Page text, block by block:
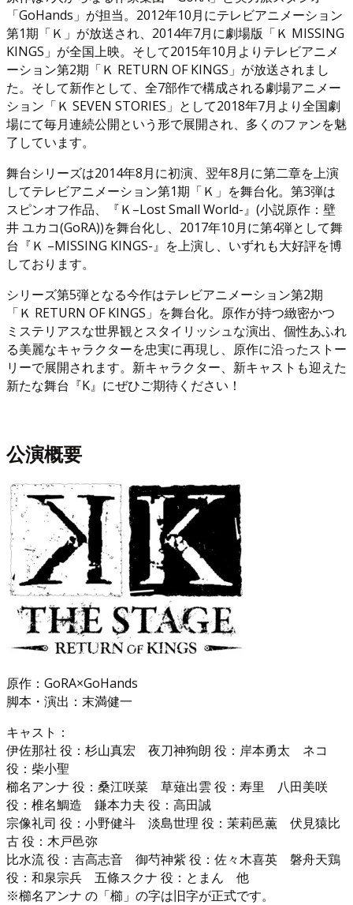
「GoHands」が担当。2012年10月にテレビアニメーション
第1期「Ｋ」が放送され、2014年7月に劇場版「Ｋ MISSING
KINGS」が全国上映。そして2015年10月よりテレビアニメ
ーション第2期「Ｋ RETURN OF KINGS」が放送されまし
た。そして新作として、全7部作で構成される劇場アニメー
ション「Ｋ SEVEN STORIES」として2018年7月より全国劇
場にて毎月連続公開という形で展開され、多くのファンを魅
了しています。
舞台シリーズは2014年8月に初演、翌年8月に第二章を上演
してテレビアニメーション第1期「Ｋ」を舞台化。第3弾は
スピンオフ作品、『Ｋ–Lost Small World-』(小説原作：壁
井 ユカコ(GoRA))を舞台化し、2017年10月に第4弾として舞
台『Ｋ –MISSING KINGS-』を上演し、いずれも大好評を博
しております。
シリーズ第5弾となる今作はテレビアニメーション第2期
「Ｋ RETURN OF KINGS」を舞台化。原作が持つ緻密かつ
ミステリアスな世界観とスタイリッシュな演出、個性あふれ
る美麗なキャラクターを忠実に再現し、原作に沿ったストー
リーで展開されます。新キャラクター、新キャストも迎えた
新たな舞台『K』にぜひご期待ください！
公演概要
原作：GoRA×GoHands
脚本・演出：末満健一
キャスト：
伊佐那社 役：杉山真宏 夜刀神狗朗 役：岸本勇太 ネコ
役：柴小聖
櫛名アンナ 役：桑江咲菜 草薙出雲 役：寿里 八田美咲
役：椎名鯛造 鎌本力夫 役：高田誠
宗像礼司 役：小野健斗 淡島世理 役：茉莉邑薫 伏見猿比
古 役：木戸邑弥
比水流 役：吉高志音 御芍神紫 役：佐々木喜英 磐舟天鶏
役：和泉宗兵 五條スクナ 役：とまん 他
※櫛名アンナ の「櫛」の字は旧字が正式です。